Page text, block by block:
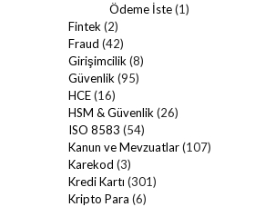
Ödeme İste(1)
Fintek (2)
Fraud (42)
Girişimcilik (8)
Güvenlik (95)
HCE(16)
HSM & Güvenlik (26)
ISO 8583 (54)
Kanun ve Mevzuatlar(107)
Karekod (3)
Kredi Kartı (301)
Kripto Para (6)